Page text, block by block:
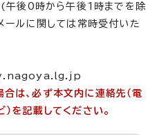
後0時から午後1時までを除
ールに関しては常時受付いた
は、必ず本文内に連絡先（電
を記載してください。